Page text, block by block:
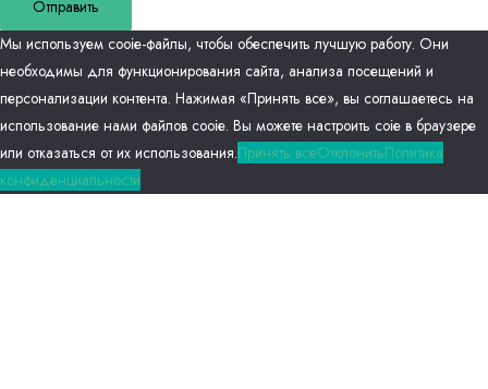
Отправить
Мы используем сооіе-файлы, чтобы обеспечить лучшую работу. Они
необходимы для функционирования сайта, анализа посещений и
персонализации контента. Нажимая «Принять все», вы соглашаетесь на
использование нами файлов сооіе. Вы можете настроить соіе в браузере
или отказаться от их использования.Принять всеОтклонитьПолитика
конфиденциальности